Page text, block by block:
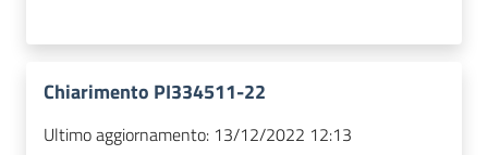
Chiarimento PI334511-22
Ultimo aggiornamento: 13/12/2022 12:13